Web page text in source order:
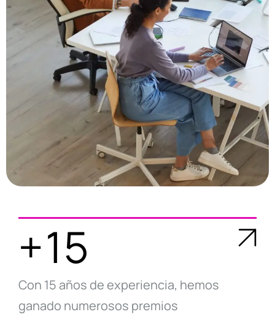
+15
Con 15 años de experiencia, hemos
ganado numerosos premios